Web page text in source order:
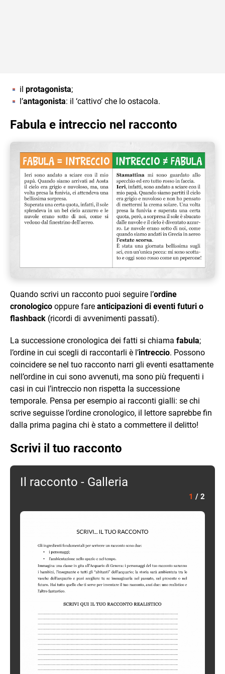
il protagonista;
l’antagonista: il ‘cattivo’ che lo ostacola.
Fabula e intreccio nel racconto
Quando scrivi un racconto puoi seguire l’ordine
cronologico oppure fare anticipazioni di eventi futuri o
flashback (ricordi di avvenimenti passati).
La successione cronologica dei fatti si chiama fabula;
l’ordine in cui scegli di raccontarli è l’intreccio. Possono
coincidere se nel tuo racconto narri gli eventi esattamente
nell’ordine in cui sono avvenuti, ma sono più frequenti i
casi in cui l’intreccio non rispetta la successione
temporale. Pensa per esempio ai racconti gialli: se chi
scrive seguisse l’ordine cronologico, il lettore saprebbe fin
dalla prima pagina chi è stato a commettere il delitto!
Scrivi il tuo racconto
Il racconto - Galleria
1 / 2